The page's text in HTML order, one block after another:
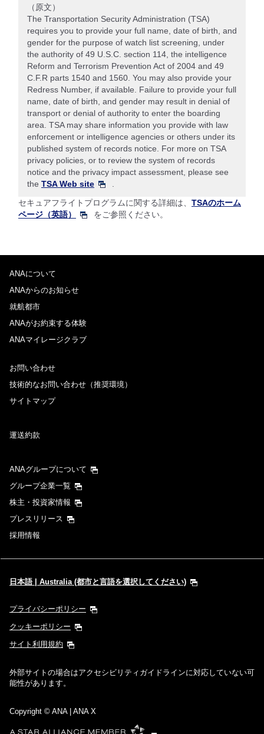
（原文）
The Transportation Security Administration (TSA)
requires you to provide your full name, date of birth, and
gender for the purpose of watch list screening, under
the authority of 49 U.S.C. section 114, the intelligence
Reform and Terrorism Prevention Act of 2004 and 49
C.F.R parts 1540 and 1560. You may also provide your
Redress Number, if available. Failure to provide your full
name, date of birth, and gender may result in denial of
transport or denial of authority to enter the boarding
area. TSA may share information you provide with law
enforcement or intelligence agencies or others under its
published system of records notice. For more on TSA
privacy policies, or to review the system of records
notice and the privacy impact assessment, please see
the TSA Web site
セキュアフライトプログラムに関する詳細は、 TSAのホーム
ページ（英語）
をご参照ください。
ANAについて
ANAからのお知らせ
就航都市
ANAがお約束する体験
ANAマイレージクラブ
お問い合わせ
技術的なお問い合わせ（推奨環境）
サイトマップ
運送約款
ANAグループについて
グループ企業一覧
株主・投資家情報
プレスリリース
採用情報
日本語 | Australia (都市と言語を選択してください)
プライバシーポリシー
クッキーポリシー
サイト利用規約
外部サイトの場合はアクセシビリティガイドラインに対応していない可
能性があります。
Copyright © ANA | ANA X